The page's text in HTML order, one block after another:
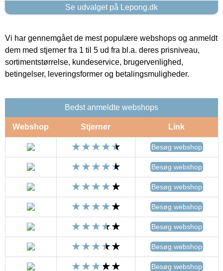
Se udvalget på Lepong.dk
Vi har gennemgået de mest populære webshops og anmeldt
dem med stjerner fra 1 til 5 ud fra bl.a. deres prisniveau,
sortimentstørrelse, kundeservice, brugervenlighed,
betingelser, leveringsformer og betalingsmuligheder.
Bedst anmeldte webshops
Webshop Stjerner Link
Besøg webshop
Besøg webshop
Besøg webshop
Besøg webshop
Besøg webshop
Besøg webshop
Besøg webshop